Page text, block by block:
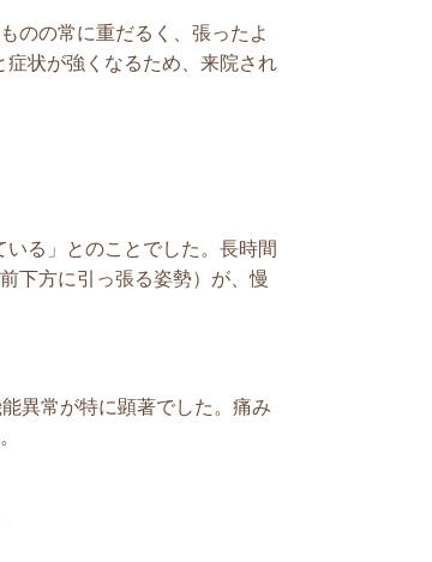
のの常に重だるく、張ったよ
状が強くなるため、来院され
る」とのことでした。長時間
下方に引っ張る姿勢）が、慢
異常が特に顕著でした。痛み